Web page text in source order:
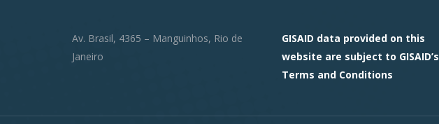
Av. Brasil, 4365 – Manguinhos, Rio de
Janeiro
GISAID data provided on this
website are subject to GISAID’s
Terms and Conditions